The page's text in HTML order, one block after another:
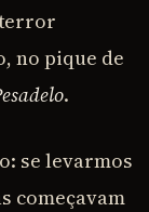
no pique de
.
se levarmos
começavam